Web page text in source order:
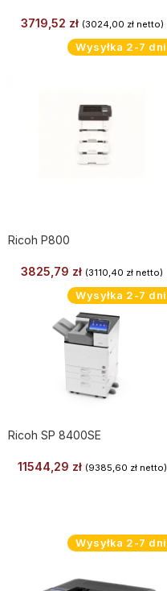
3719,52 zł (3024,00 złnetto)
Wysyłka 2-7 dni
Ricoh P800
3825,79 zł (3110,40 zł netto)
Wysyłka 2-7 dni
Ricoh SP 8400SE
11544,29 zł (9385,60 złnetto)
Wysyłka 2-7 dni